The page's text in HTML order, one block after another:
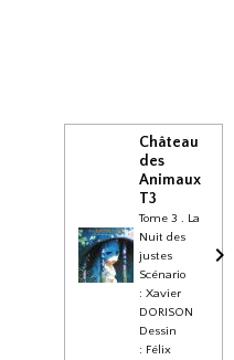
Château
des
Animaux
T3
Tome 3 . La
Nuit des
justes
Scénario
: Xavier
DORISON
Dessin
: Félix